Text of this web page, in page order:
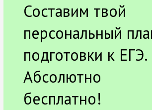
Составим твой
персональный
подготовки к ЕГЭ.
Абсолютно
бесплатно!